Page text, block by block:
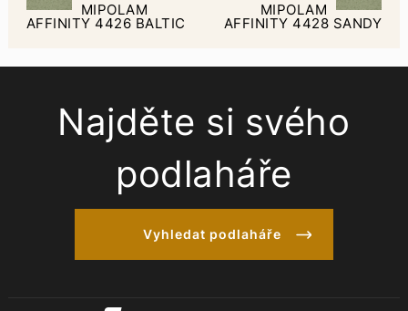
MIPOLAM
AFFINITY 4426 BALTIC
MIPOLAM
AFFINITY 4428 SANDY
Najděte si svého
podlaháře
Vyhledat podlaháře